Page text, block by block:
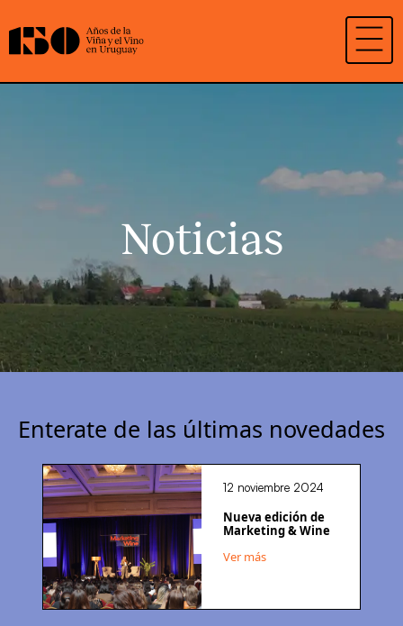
Noticias
Enterate de las últimas novedades
12 noviembre 2024
Nueva edición de
Marketing & Wine
Ver más